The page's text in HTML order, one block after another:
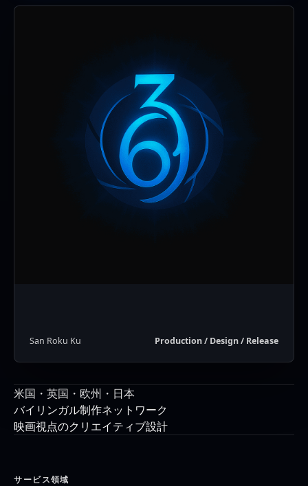
San Roku Ku Production / Design / Release
米国・英国・欧州・日本
バイリンガル制作ネットワーク
映画視点のクリエイティブ設計
サービス領域